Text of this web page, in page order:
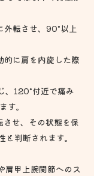
外転させ、90°以上
的に肩を内旋した際
、120°付近で痛み
す。
させ、その状態を保
判断されます。
肩甲上腕関節へのス